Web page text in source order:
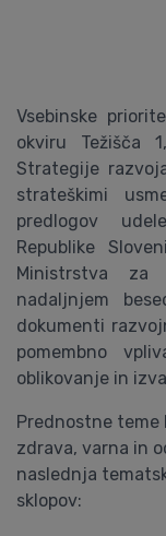
Vsebinske
okviru Težišča
Strategije
strateškimi
predlogov
Republike
Ministrstva za
nadaljnjem
dokumenti
pomembno
oblikovanje in
Prednostne teme
zdrava, varna in
naslednja
sklopov: